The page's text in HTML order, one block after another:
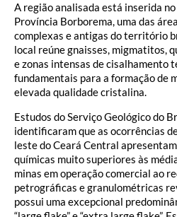
A região analisada está inserida
Província Borborema, uma das
complexas e antigas do território
local reúne gnaisses, migmatitos,
e zonas intensas de cisalhamento
fundamentais para a formação de
elevada qualidade cristalina.
Estudos do Serviço Geológico do
identificaram que as ocorrências
leste do Ceará Central
químicas muito superiores às
minas em operação comercial ao
petrográficas e granulométricas
possui uma excepcional